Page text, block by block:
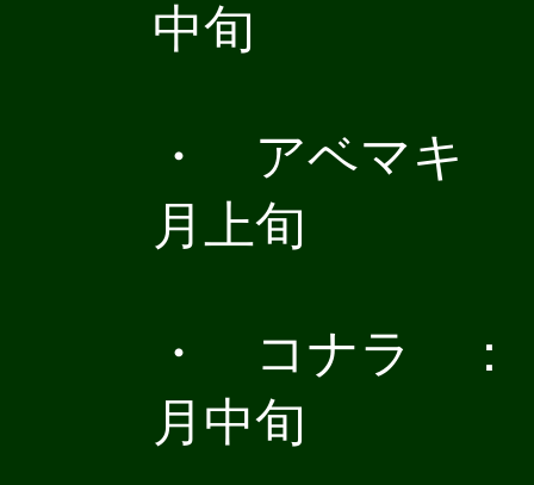
中旬
・ アベマキ
月上旬
・ コナラ
月中旬